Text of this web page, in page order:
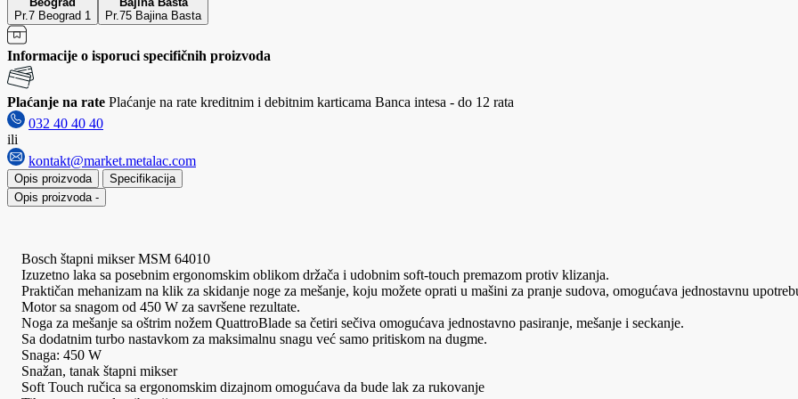
Pr.7 Beograd 1
Pr.75 Bajina Basta
Informacije o isporuci specifičnih proizvoda
Plaćanje na rate Plaćanje na rate kreditnim i debitnim karticama Banca intesa - do 12 rata
032 40 40 40
ili
kontakt@market.metalac.com
Opis proizvoda
Specifikacija
Opis proizvoda -
Bosch štapni mikser MSM 64010
Izuzetno laka sa posebnim ergonomskim oblikom držača i udobnim soft-touch premazom protiv klizanja.
Praktičan mehanizam na klik za skidanje noge za mešanje, koju možete oprati u mašini za pranje sudova, omogućava jednostavnu
Motor sa snagom od 450 W za savršene rezultate.
Noga za mešanje sa oštrim nožem QuattroBlade sa četiri sečiva omogućava jednostavno pasiranje, mešanje i seckanje.
Sa dodatnim turbo nastavkom za maksimalnu snagu već samo pritiskom na dugme.
Snaga: 450 W
Snažan, tanak štapni mikser
Soft Touch ručica sa ergonomskim dizajnom omogućava da bude lak za rukovanje